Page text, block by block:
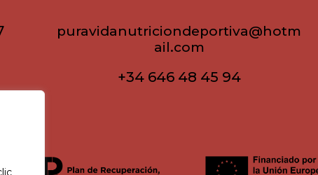
puravidanutriciondeportiva@hotm
ail.com
+34 646 48 45 94